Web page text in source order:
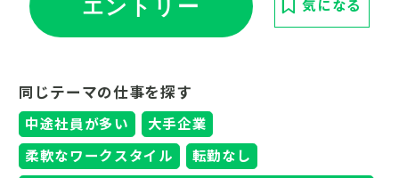
エントリー 気になる
同じテーマの仕事を探す
中途社員が多い
大手企業
柔軟なワークスタイル
転勤なし